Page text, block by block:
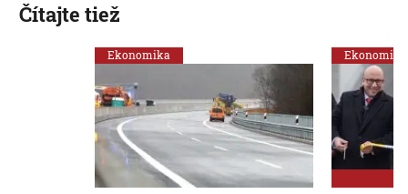
Čítajte tiež
Ekonomika Ekonomika